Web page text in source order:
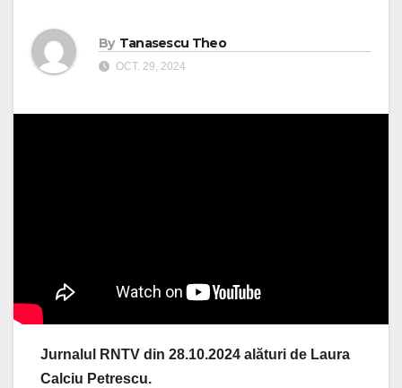
By Tanasescu Theo
OCT. 29, 2024
Jurnalul RNTV din 28.10.2024 alături de Laura
Calciu Petrescu.